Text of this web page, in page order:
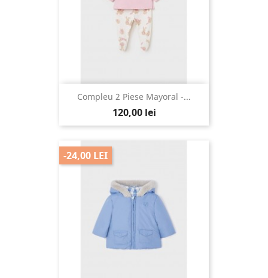
Compleu 2 Piese Mayoral -...
120,00 lei
-24,00 LEI